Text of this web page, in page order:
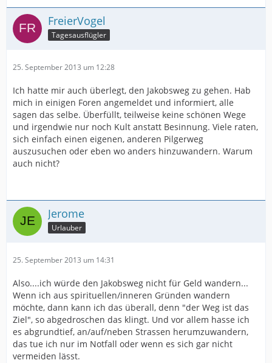
FreierVogel
Tagesausflügler
25. September 2013 um 12:28
Ich hatte mir auch überlegt, den Jakobsweg zu gehen. Hab
mich in einigen Foren angemeldet und informiert, alle
sagen das selbe. Überfüllt, teilweise keine schönen Wege
und irgendwie nur noch Kult anstatt Besinnung. Viele raten,
sich einfach einen eigenen, anderen Pilgerweg
auszusuchen oder eben wo anders hinzuwandern. Warum
auch nicht?
Jerome
Urlauber
25. September 2013 um 14:31
Also....ich würde den Jakobsweg nicht für Geld wandern...
Wenn ich aus spirituellen/inneren Gründen wandern
möchte, dann kann ich das überall, denn "der Weg ist das
Ziel", so abgedroschen das klingt. Und vor allem hasse ich
es abgrundtief, an/auf/neben Strassen herumzuwandern,
das tue ich nur im Notfall oder wenn es sich gar nicht
vermeiden lässt.